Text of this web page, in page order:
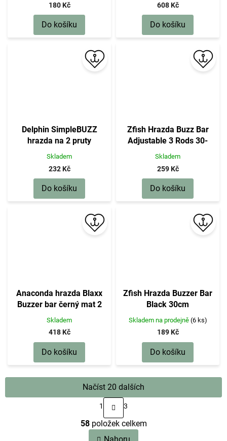
180 Kč
Do košíku
608 Kč
Do košíku
Delphin SimpleBUZZ
hrazda na 2 pruty
Skladem
232 Kč
Do košíku
Zfish Hrazda Buzz Bar
Adjustable 3 Rods 30-
50cm
Skladem
259 Kč
Do košíku
Anaconda hrazda Blaxx
Buzzer bar černý mat 2
pruty 20 cm
Skladem
418 Kč
Do košíku
Zfish Hrazda Buzzer Bar
Black 30cm
Skladem na prodejně (6 ks)
189 Kč
Do košíku
O
v
l
Načíst 20 dalších
S
t
r
á
n
1 3
58položek celkem